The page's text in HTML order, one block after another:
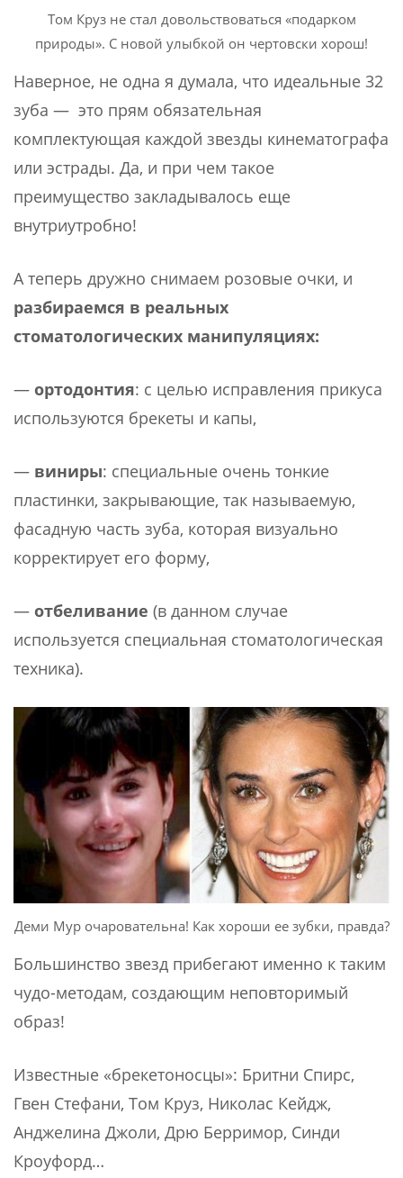
Том Круз не стал довольствоваться «подарком
природы». С новой улыбкой он чертовски хорош!
Наверное, не одна я думала, что идеальные 32
зуба — это прям обязательная
комплектующая каждой звезды кинематографа
или эстрады. Да, и при чем такое
преимущество закладывалось еще
внутриутробно!
А теперь дружно снимаем розовые очки, и
разбираемся в реальных
стоматологических манипуляциях:
— ортодонтия: с целью исправления прикуса
используются брекеты и капы,
— виниры: специальные очень тонкие
пластинки, закрывающие, так называемую,
фасадную часть зуба, которая визуально
корректирует его форму,
— отбеливание (в данном случае
используется специальная стоматологическая
техника).
Деми Мур очаровательна! Как хороши ее зубки, правда?
Большинство звезд прибегают именно к таким
чудо-методам, создающим неповторимый
образ!
Известные «брекетоносцы»: Бритни Спирс,
Гвен Стефани, Том Круз, Николас Кейдж,
Анджелина Джоли, Дрю Берримор, Синди
Кроуфорд…